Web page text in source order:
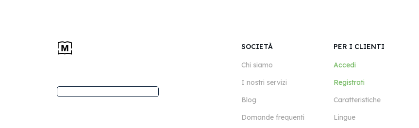
SOCIETÀ
Chi siamo
I nostri servizi
Blog
Domande frequenti
PER I CLIENTI
Accedi
Registrati
Caratteristiche
Lingue